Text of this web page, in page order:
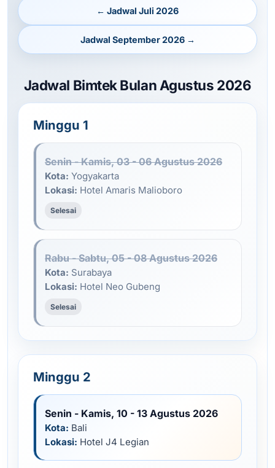
← Jadwal Juli 2026
Jadwal September 2026 →
Jadwal Bimtek Bulan Agustus 2026
Minggu 1
Senin - Kamis, 03 - 06 Agustus 2026
Kota: Yogyakarta
Lokasi: Hotel Amaris Malioboro
Selesai
Rabu - Sabtu, 05 - 08 Agustus 2026
Kota: Surabaya
Lokasi: Hotel Neo Gubeng
Selesai
Minggu 2
Senin - Kamis, 10 - 13 Agustus 2026
Kota: Bali
Lokasi: Hotel J4 Legian